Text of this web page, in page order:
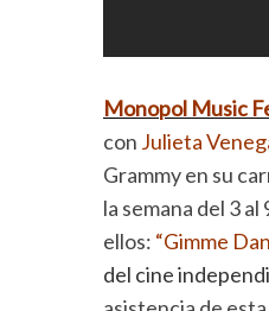
Monopol Music
con Julieta
Grammy en su
la semana del 3
ellos: “Gimme
del cine